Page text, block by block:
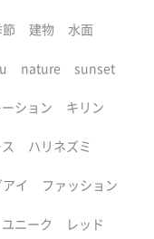
建物 水面
nature sunset
ション キリン
ハリネズミ
イ ファッション
ユニーク レッド